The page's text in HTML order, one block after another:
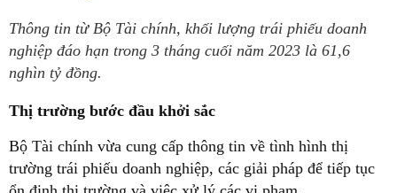
Thông tin từ Bộ Tài chính, khối lượng trái phiếu doanh
nghiệp đáo hạn trong 3 tháng cuối năm 2023 là 61,6
nghìn tỷ đồng.
Thị trường bước đầu khởi sắc
Bộ Tài chính vừa cung cấp thông tin về tình hình thị
trường trái phiếu doanh nghiệp, các giải pháp để tiếp tục